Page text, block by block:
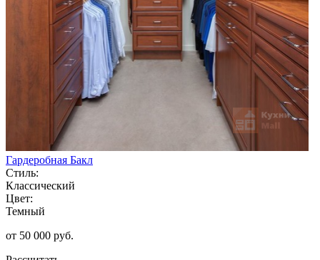
Гардеробная Бакл
Стиль:
Классический
Цвет:
Темный
от 50 000 руб.